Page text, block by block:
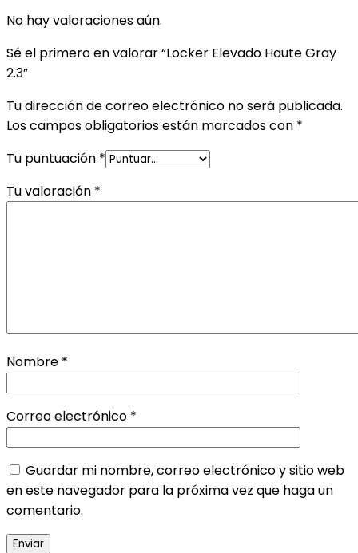
No hay valoraciones aún.
Sé el primero en valorar “Locker Elevado Haute Gray
2.3”
Tu dirección de correo electrónico no será publicada.
Los campos obligatorios están marcados con *
Tu puntuación *
Tu valoración *
Nombre *
Correo electrónico *
Guardar mi nombre, correo electrónico y sitio web
en este navegador para la próxima vez que haga un
comentario.